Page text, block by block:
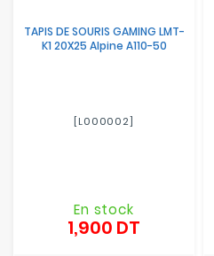
TAPIS DE SOURIS GAMING LMT-
K1 20X25 Alpine A110-50
[L000002]
En stock
1,900 DT